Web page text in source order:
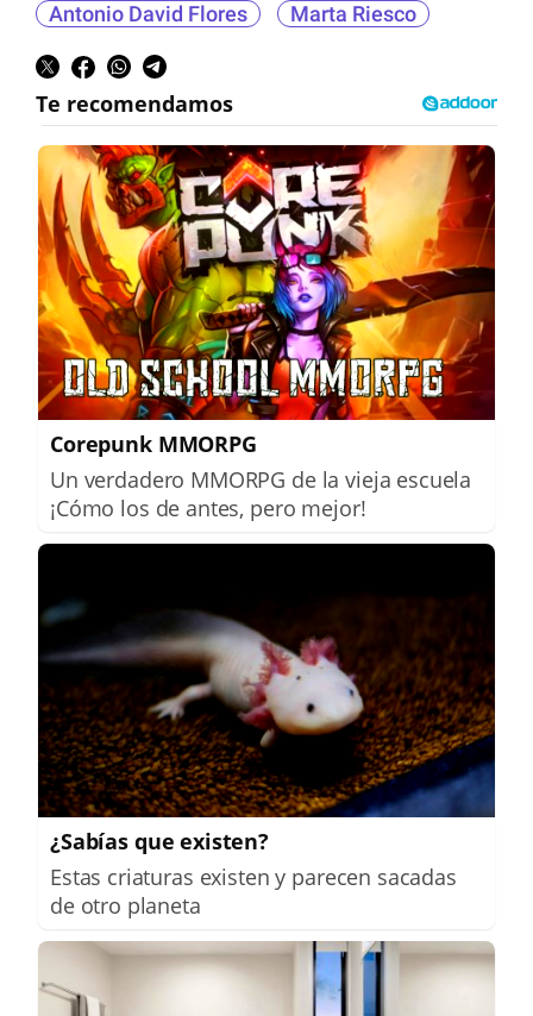
Antonio David Flores Marta Riesco
Corepunk MMORPG
Un verdadero MMORPG de la vieja escuela
¡Cómo los de antes, pero mejor!
¿Sabías que existen?
Estas criaturas existen y parecen sacadas
de otro planeta